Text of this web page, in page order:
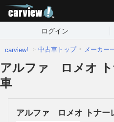
ログイン
carview! 中古車トップ メーカー
アルファ ロメオ ト
車
アルファ ロメオ トナー